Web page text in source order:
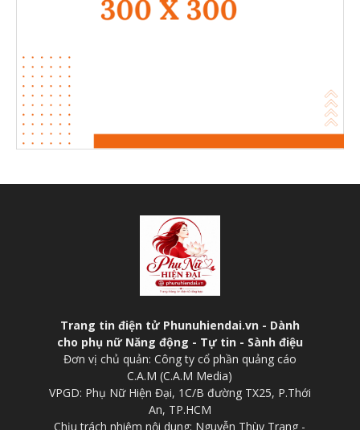
Trang tin điện tử Phunuhiendai.vn - Dành
cho phụ nữ Năng động - Tự tin - Sành điệu
Đơn vị chủ quản: Công ty cổ phần quảng cáo
C.A.M (C.A.M Media)
VPGD: Phụ Nữ Hiện Đại, 1C/B đường TX25, P.Thới
An, TP.HCM
Chịu trách nhiệm nội dung: Nguyễn Thùy Trang -